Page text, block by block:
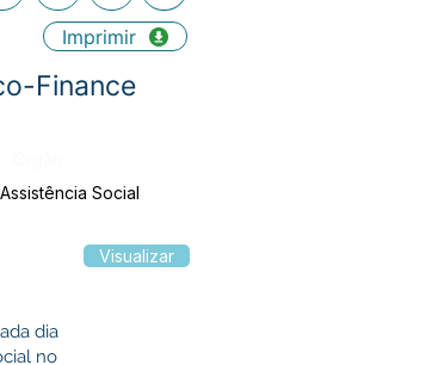
Imprimir
Finance
Social
dia
no
Visualizar